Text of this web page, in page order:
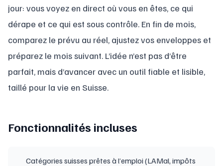
jour: vous voyez en direct où vous en êtes, ce qui
dérape et ce qui est sous contrôle. En fin de mois,
comparez le prévu au réel, ajustez vos enveloppes et
préparez le mois suivant. L’idée n’est pas d’être
parfait, mais d’avancer avec un outil fiable et lisible,
taillé pour la vie en Suisse.
Fonctionnalités incluses
Catégories suisses prêtes à l’emploi (LAMal, impôts